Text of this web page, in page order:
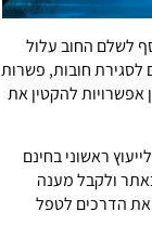
לשלם החוב עלול
לסגירת חובות, פשרות
אפשרויות להקטין את
ראשוני בחינם
ולקבל מענה
את הדרכים לטפל